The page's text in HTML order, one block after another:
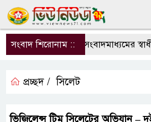
সংবাদ শিরোনাম ::সংবাদমাধ্যমের
প্রচ্ছদ / সিলেট
ভিজিলেন্স টিম সিলেটের অভিযান –